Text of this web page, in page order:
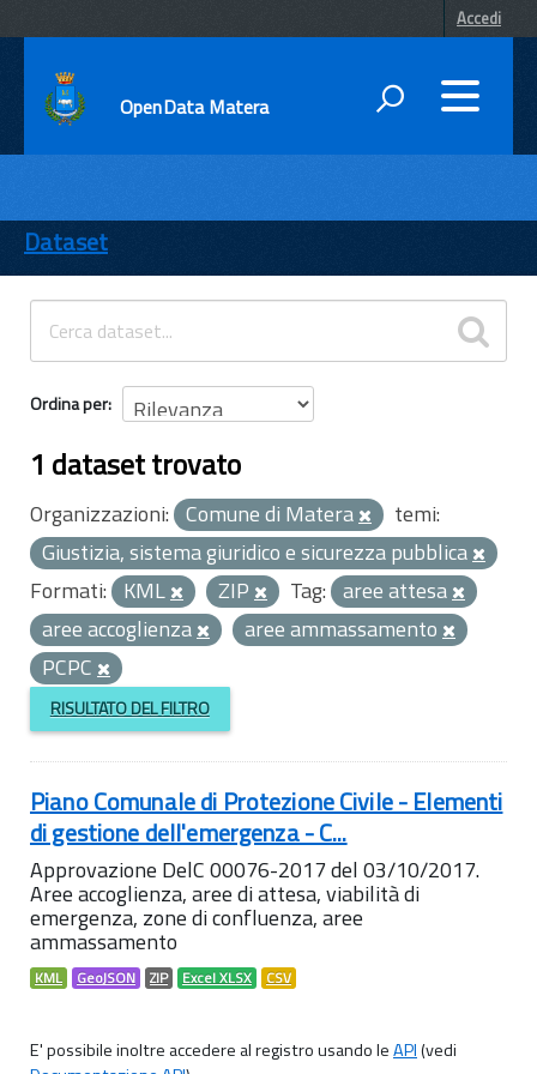
Accedi
OpenData Matera
ENTI
TEMI
INFORMAZIONI
Dataset
Ordina per
1 dataset trovato
Organizzazioni: Comune di Matera
temi:
Giustizia, sistema giuridico e sicurezza pubblica
Formati: KML ZIP Tag: aree attesa
aree accoglienza
aree ammassamento
PCPC
RISULTATO DEL FILTRO
Piano Comunale di Protezione Civile - Elementi
di gestione dell'emergenza - C...
Approvazione DelC 00076-2017 del 03/10/2017.
Aree accoglienza, aree di attesa, viabilità di
emergenza, zone di confluenza, aree
ammassamento
KML GeoJSON ZIP Excel XLSX CSV
E' possibile inoltre accedere al registro usando leAPI(vedi